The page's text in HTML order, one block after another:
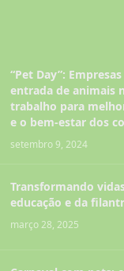
“Pet Day”:
entrada de animais
trabalho para
e o bem-estar dos
setembro 9, 2024
Transformando
educação e da
março 28, 2025